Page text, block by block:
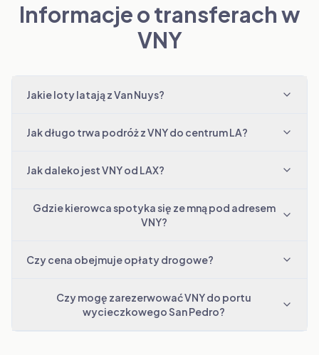
Informacje o transferach w
VNY
Jakie loty latają z Van Nuys?
Jak długo trwa podróż z VNY do centrum LA?
Jak daleko jest VNY od LAX?
Gdzie kierowca spotyka się ze mną pod adresem
VNY?
Czy cena obejmuje opłaty drogowe?
Czy mogę zarezerwować VNY do portu
wycieczkowego San Pedro?